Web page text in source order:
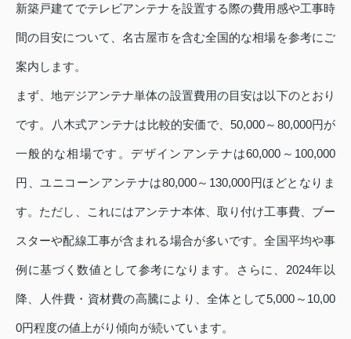
新築戸建てでテレビアンテナを設置する際の費用感や工事時
間の目安について、名古屋市を含む全国的な相場を参考にご
案内します。
まず、地デジアンテナ単体の設置費用の目安は以下のとおり
です。八木式アンテナは比較的安価で、50,000～80,000円が
一般的な相場です。デザインアンテナは60,000～100,000
円、ユニコーンアンテナは80,000～130,000円ほどとなりま
す。ただし、これにはアンテナ本体、取り付け工事費、ブー
スターや配線工事が含まれる場合が多いです。全国平均や事
例に基づく数値として参考になります。さらに、2024年以
降、人件費・資材費の高騰により、全体として5,000～10,00
0円程度の値上がり傾向が続いています。